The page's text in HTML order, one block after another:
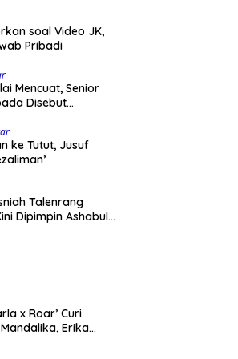
soal Video JK,
Pribadi
Mencuat, Senior
Disebut
ke Tutut, Jusuf
Talenrang
Dipimpin Ashabul
x Roar’ Curi
Erika